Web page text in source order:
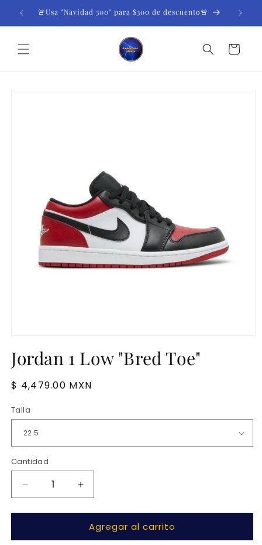
directamente
al contenido
🚨Usa "Navidad 300" para $300 de descuento🚨
Carrito
Jordan 1 Low "Bred Toe"
Precio
$ 4,479.00 MXN
Talla
Cantidad
Reducir
cantidad
para
1
Aumentar
cantidad
para
Jordan
1
Agregar al carrito